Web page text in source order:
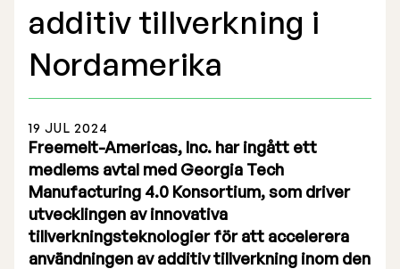
Börsnotering
Föregående prospekt
Lista på aktieägare
Teckningsoption TO 1
additiv tillverkning i
Nordamerika
19 JUL 2024
Freemelt-Americas, Inc. har ingått ett
medlems avtal med Georgia Tech
Manufacturing 4.0 Konsortium, som driver
utvecklingen av innovativa
tillverkningsteknologier för att accelerera
användningen av additiv tillverkning inom den